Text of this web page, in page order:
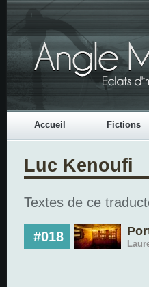
Accueil Fictions
Luc Kenoufi
Textes de ce
#018